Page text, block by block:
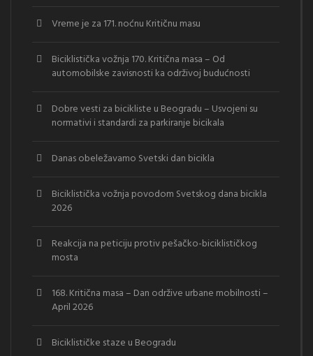
Vreme je za 171. noćnu Kritičnu masu
Biciklistička vožnja 170. Kritična masa – Od
automobilske zavisnosti ka održivoj budućnosti
Dobre vesti za bicikliste u Beogradu – Usvojeni su
normativi i standardi za parkiranje bicikala
Danas obeležavamo Svetski dan bicikla
Biciklistička vožnja povodom Svetskog dana bicikla
2026
Reakcija na peticiju protiv pešačko-biciklističkog
mosta
168. Kritična masa – Dan održive urbane mobilnosti –
April 2026
Biciklističke staze u Beogradu